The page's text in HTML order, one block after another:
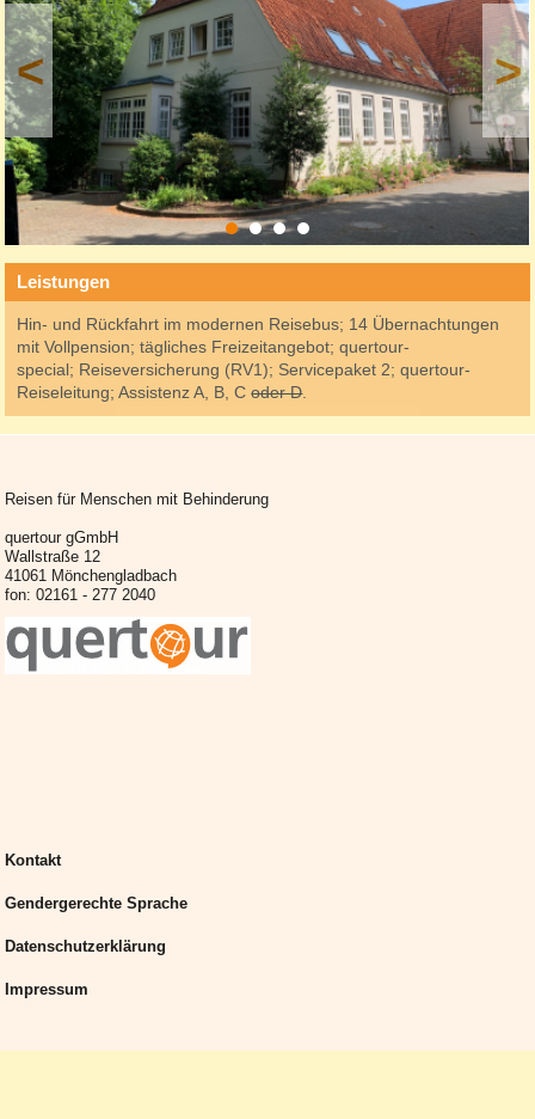
< >
Leistungen
Hin- und Rückfahrt im modernen Reisebus; 14 Übernachtungen
mit Vollpension; tägliches Freizeitangebot; quertour-
special; Reiseversicherung (RV1); Servicepaket 2; quertour-
Reiseleitung; Assistenz A, B, Coder D.
Reisen für Menschen mit Behinderung
quertour gGmbH
Wallstraße 12
41061 Mönchengladbach
fon: 02161 - 277 2040
Kontakt
Gendergerechte Sprache
Datenschutzerklärung
Impressum